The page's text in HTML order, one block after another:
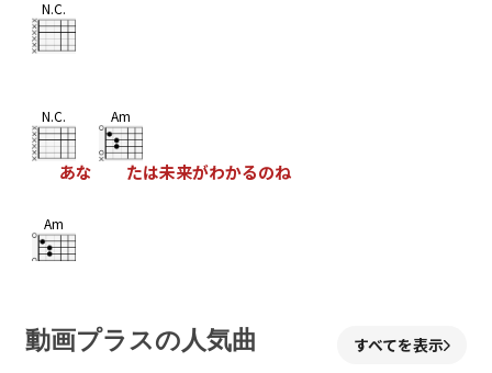
N.C.
N.C.
あな
Am
たは未来がわかるのね
Am
Am
動画プラスの人気曲 すべてを表示